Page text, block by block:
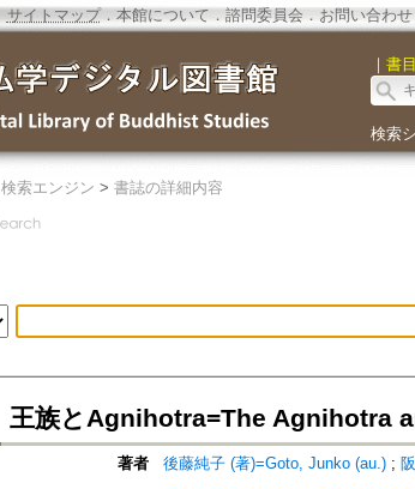
サイトマップ．本館について ． 諮問委員会． お問い合わせ
｜ 書目
検索
検索エンジン > 書誌の詳細内容
王族とAgnihotra=The Agnihotra
著者 後藤純子 (著)=Goto, Junko (au.);